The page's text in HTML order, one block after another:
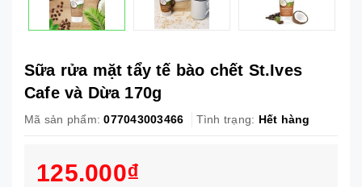
Sữa rửa mặt tẩy tế bào chết St.Ives
Cafe và Dừa 170g
Mã sản phẩm: 077043003466 Tình trạng: Hết hàng
125.000₫